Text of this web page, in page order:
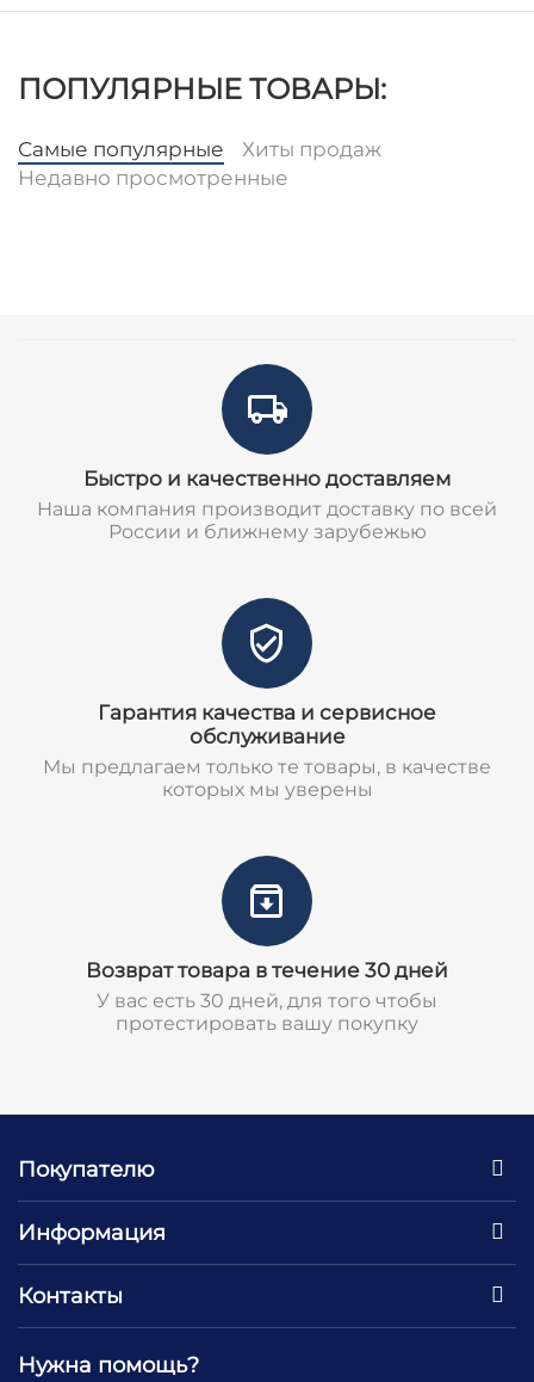
ПОПУЛЯРНЫЕ ТОВАРЫ:
Самые популярные
Хиты продаж
Недавно просмотренные
Быстро и качественно доставляем
Наша компания производит доставку по всей
России и ближнему зарубежью
Гарантия качества и сервисное
обслуживание
Мы предлагаем только те товары, в качестве
которых мы уверены
Возврат товара в течение 30 дней
У вас есть 30 дней, для того чтобы
протестировать вашу покупку
Покупателю
Информация
Контакты
Нужна помощь?